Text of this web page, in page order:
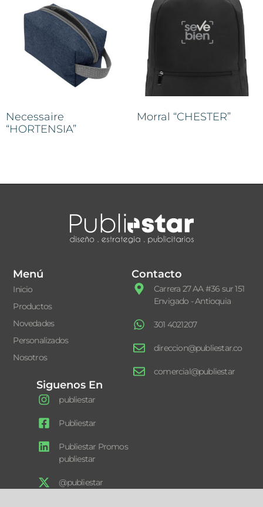
Necessaire
“HORTENSIA”
Morral “CHESTER”
Menú
Inicio
Productos
Novedades
Personalizados
Nosotros
Contacto
Carrera 27 AA #36 sur 151
Envigado - Antioquia
301 4021207
direccion@publiestar.co
comercial@publiestar
Siguenos En
publiestar
Publiestar
Publiestar Promos
publiestar
@publiestar